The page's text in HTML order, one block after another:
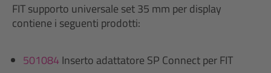
FIT supporto universale set 35 mm per display
contiene i seguenti prodotti:
501084 Inserto adattatore SP Connect per FIT